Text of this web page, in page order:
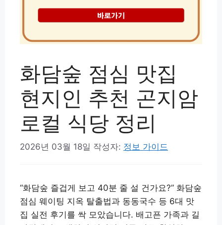
화담숲 점심 맛집
현지인 추천 곤지암
로컬 식당 정리
2026년 03월 18일 작성자: 정보 가이드
“화담숲 즐겁게 보고 40분 줄 설 건가요?” 화담숲
점심 웨이팅 지옥 탈출법과 동동국수 등 6대 맛
집 실전 후기를 싹 모았습니다. 배고픈 가족과 길